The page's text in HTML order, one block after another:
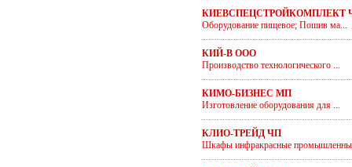
КИЕВСПЕЦСТРОЙКОМПЛЕКТ
Оборудование пищевое; Пошив ма...
КИЙ-В ООО
Производство технологического ...
КИМО-БИЗНЕС МП
Изготовление оборудования для ...
КЛИО-ТРЕЙД ЧП
Шкафы инфракрасные